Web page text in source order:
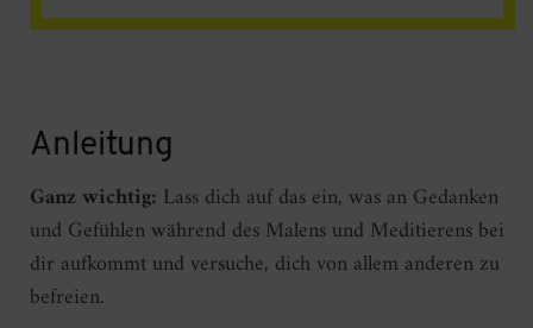
Anleitung
Ganz wichtig: Lass dich auf das ein, was an Gedanken
und Gefühlen während des Malens und Meditierens bei
dir aufkommt und versuche, dich von allem anderen zu
befreien.